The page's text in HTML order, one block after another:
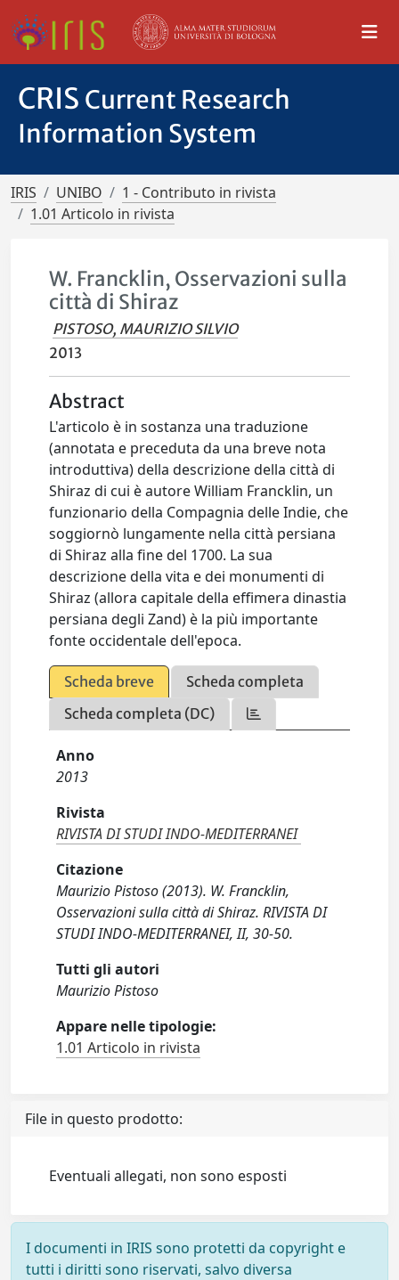
CRIS Current Research
Information System
IRIS UNIBO
1 - Contributo in rivista
1.01 Articolo in rivista
W. Francklin, Osservazioni sulla
città di Shiraz
PISTOSO, MAURIZIO SILVIO
2013
Abstract
L'articolo è in sostanza una traduzione
(annotata e preceduta da una breve nota
introduttiva) della descrizione della città di
Shiraz di cui è autore William Francklin, un
funzionario della Compagnia delle Indie, che
soggiornò lungamente nella città persiana
di Shiraz alla fine del 1700. La sua
descrizione della vita e dei monumenti di
Shiraz (allora capitale della effimera dinastia
persiana degli Zand) è la più importante
fonte occidentale dell'epoca.
Scheda breve
Scheda completa
Scheda completa (DC)
Anno
2013
Rivista
RIVISTA DI STUDI INDO-MEDITERRANEI
Citazione
Maurizio Pistoso (2013). W. Francklin,
Osservazioni sulla città di Shiraz. RIVISTA DI
STUDI INDO-MEDITERRANEI, II, 30-50.
Tutti gli autori
Maurizio Pistoso
Appare nelle tipologie:
1.01 Articolo in rivista
File in questo prodotto:
Eventuali allegati, non sono esposti
I documenti in IRIS sono protetti da copyright e
tutti i diritti sono riservati, salvo diversa